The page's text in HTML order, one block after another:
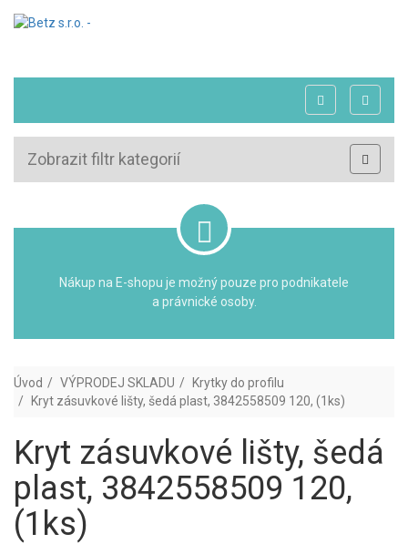
Zobrazit filtr kategorií
Nákup na E-shopu je možný pouze pro podnikatele
a právnické osoby.
Úvod VÝPRODEJ SKLADU
Krytky do profilu
Kryt zásuvkové lišty, šedá plast, 3842558509 120, (1ks)
Kryt zásuvkové lišty, šedá
plast, 3842558509 120,
(1ks)